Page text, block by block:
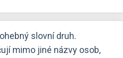
slovní druh.
mimo jiné názvy osob,